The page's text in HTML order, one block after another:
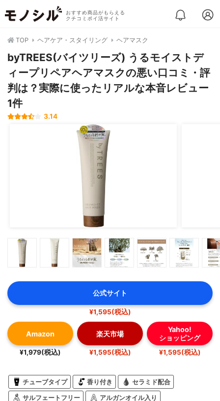
おすすめ商品がもらえる
クチコミポイ活サイト
TOP ヘアケア・スタイリング ヘアマスク
byTREES(バイツリーズ) うるモイストデ
ィープリペアヘアマスクの悪い口コミ・評
判は？実際に使ったリアルな本音レビュー
1件
3.14
公式サイト
¥1,595(税込)
Amazon
¥1,979(税込)
楽天市場
¥1,595(税込)
Yahoo!
ショッピング
¥1,595(税込)
チューブタイプ 香り付き セラミド配合
サルフェートフリー アルガンオイル入り